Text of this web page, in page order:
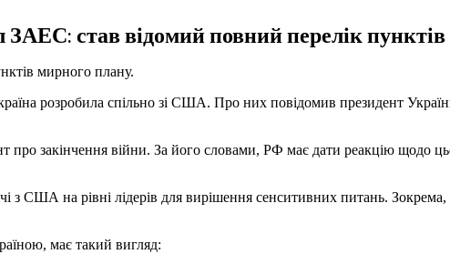
ЗАЕС: став відомий повний перелік
мирного плану.
розробила спільно зі США. Про них повідомив президент
про закінчення війни. За його словами, РФ має дати реакцію щодо
з США на рівні лідерів для вирішення сенситивних питань. Зокрема,
має такий вигляд: